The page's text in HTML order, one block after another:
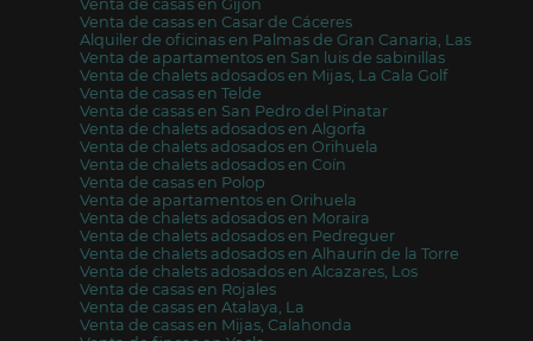
Venta de casas en Gijón
Venta de casas en Casar de Cáceres
Alquiler de oficinas en Palmas de Gran Canaria, Las
Venta de apartamentos en San luis de sabinillas
Venta de chalets adosados en Mijas, La Cala Golf
Venta de casas en Telde
Venta de casas en San Pedro del Pinatar
Venta de chalets adosados en Algorfa
Venta de chalets adosados en Orihuela
Venta de chalets adosados en Coín
Venta de casas en Polop
Venta de apartamentos en Orihuela
Venta de chalets adosados en Moraira
Venta de chalets adosados en Pedreguer
Venta de chalets adosados en Alhaurín de la Torre
Venta de chalets adosados en Alcazares, Los
Venta de casas en Rojales
Venta de casas en Atalaya, La
Venta de casas en Mijas, Calahonda